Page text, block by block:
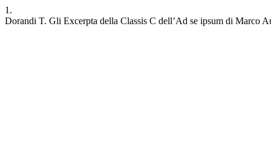
1.
Dorandi T. Gli Excerpta della Classis C dell’Ad se ipsum di Marco